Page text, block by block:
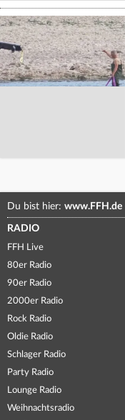
Du bist hier: www.FFH.de
RADIO
FFH Live
80er Radio
90er Radio
2000er Radio
Rock Radio
Oldie Radio
Schlager Radio
Party Radio
Lounge Radio
Weihnachtsradio